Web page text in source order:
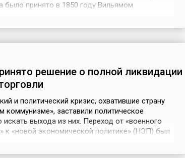
было принято в 1850 году Вильямом
состоял из тр...
решение о полной ликвидации
и политический кризис, охватившие страну
коммунизме», заставили политическое
искать выхода из них. Переход от «военного
к «новой экономической политике» (НЭП) был